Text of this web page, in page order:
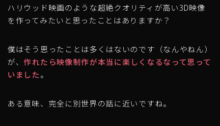
ハリウッド映画のような超絶クオリティが高い3D映像
を作ってみたいと思ったことはありますか？
僕はそう思ったことは多くはないのです（なんやねん）
が、作れたら映像制作が本当に楽しくなるなって思って
いました。
ある意味、完全に別世界の話に近いですね。